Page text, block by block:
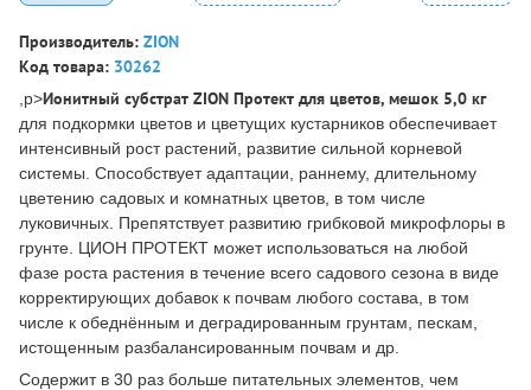
Производитель: ZION
Код товара: 30262
,p>Ионитный субстрат ZION Протект для цветов, мешок 5,0 кг
для подкормки цветов и цветущих кустарников обеспечивает
интенсивный рост растений, развитие сильной корневой
системы. Способствует адаптации, раннему, длительному
цветению садовых и комнатных цветов, в том числе
луковичных. Препятствует развитию грибковой микрофлоры в
грунте. ЦИОН ПРОТЕКТ может использоваться на любой
фазе роста растения в течение всего садового сезона в виде
корректирующих добавок к почвам любого состава, в том
числе к обеднённым и деградированным грунтам, пескам,
истощенным разбалансированным почвам и др.
Содержит в 30 раз больше питательных элементов, чем